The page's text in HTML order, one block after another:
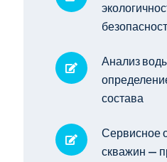
Анализ
состава
Сервисное
скважин —